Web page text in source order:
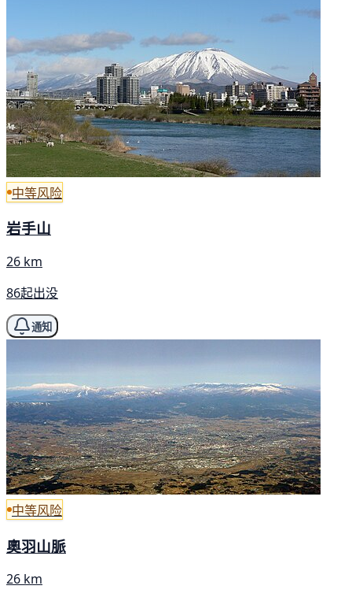
中等风险
岩手山
26 km
86起出没
通知
中等风险
奧羽山脈
26 km